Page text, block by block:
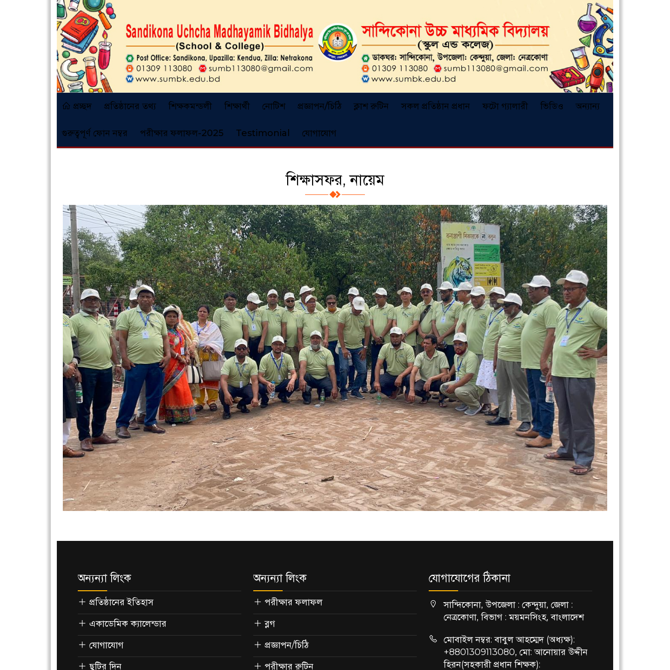
প্রচ্ছদ প্রতিষ্ঠানের তথ্য শিক্ষকমন্ডলী শিক্ষার্থী নোটিশ প্রজ্ঞাপন/চিঠি ক্লাশ রুটিন সকল প্রতিষ্ঠান প্রধান ফটো গ্যালারী ভিডিও অন্যান্য
গুরুত্বপূর্ণ ফোন নম্বর পরীক্ষার ফলাফল-2025 Testimonial যোগাযোগ
শিক্ষাসফর, নায়েম
অন্যন্যা লিংক
প্রতিষ্ঠানের ইতিহাস
একাডেমিক ক্যালেন্ডার
যোগাযোগ
ছুটির দিন
অন্যন্যা লিংক
পরীক্ষার ফলাফল
ব্লগ
প্রজ্ঞাপন/চিঠি
পরীক্ষার রুটিন
যোগাযোগের ঠিকানা
সান্দিকোনা, উপজেলা : কেন্দুয়া, জেলা :
নেত্রকোণা, বিভাগ : ময়মনসিংহ, বাংলাদেশ
মোবাইল নম্বর: বাবুল আহম্মেদ (অধ্যক্ষ):
+8801309113080, মো: আনোয়ার উদ্দীন
হিরন(সহকারী প্রধান শিক্ষক):